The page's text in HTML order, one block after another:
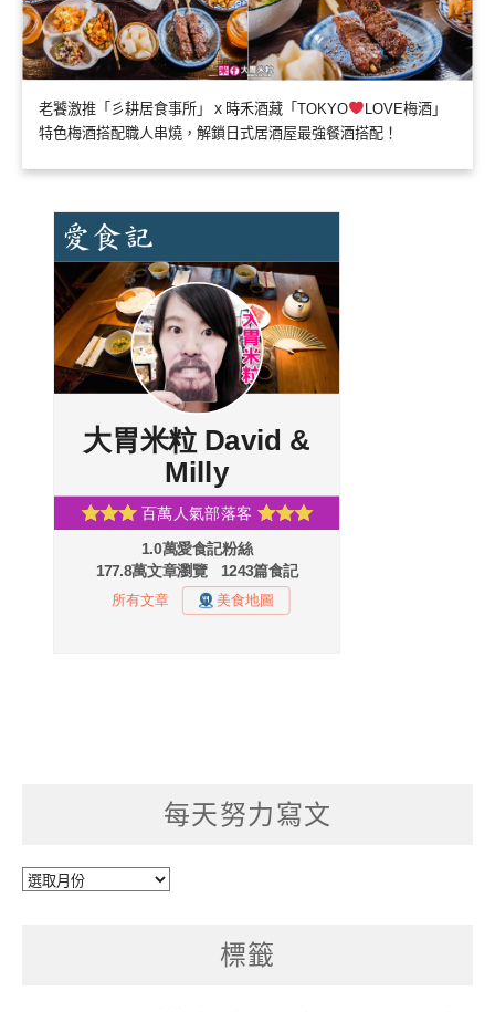
老饕激推「彡耕居食事所」ｘ時禾酒藏「TOKYO
LOVE梅酒」
特色梅酒搭配職人串燒，解鎖日式居酒屋最強餐酒搭配！
每天努力寫文
每
標籤